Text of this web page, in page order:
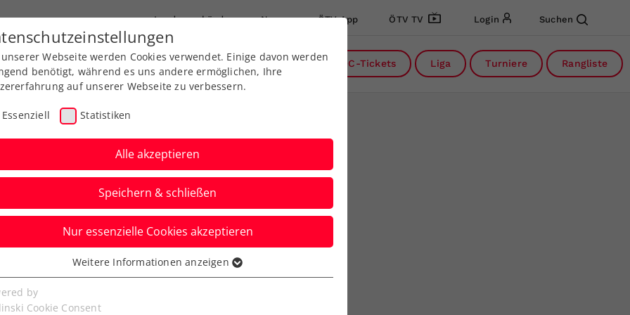
Landesverbände News ÖTV App ÖTV TV Login Suchen
Ausbildung Services Über uns DC-Tickets Liga Turniere Rangliste
Open powered
Duell an Oberleitner
Webseite werden Cookies verwendet. Einige davon werden
benötigt, während es uns andere ermöglichen, Ihre
auf unserer Webseite zu verbessern.
Essenziell Statistiken
Alle akzeptieren
Speichern & schließen
Nur essenzielle Cookies akzeptieren
Cookies werden für grundlegende Funktionen der
benötigt. Dadurch ist gewährleistet, dass die Webseite
Weitere Informationen anzeigen
by
Cookie Consent